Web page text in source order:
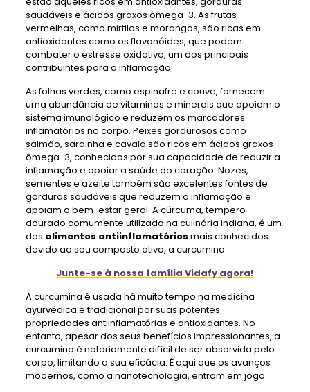
saudáveis ​​e ácidos graxos ômega-3. As frutas
vermelhas, como mirtilos e morangos, são ricas em
antioxidantes como os flavonóides, que podem
combater o estresse oxidativo, um dos principais
contribuintes para a inflamação.
As folhas verdes, como espinafre e couve, fornecem
uma abundância de vitaminas e minerais que apoiam o
sistema imunológico e reduzem os marcadores
inflamatórios no corpo. Peixes gordurosos como
salmão, sardinha e cavala são ricos em ácidos graxos
ômega-3, conhecidos por sua capacidade de reduzir a
inflamação e apoiar a saúde do coração. Nozes,
sementes e azeite também são excelentes fontes de
gorduras saudáveis ​​que reduzem a inflamação e
apoiam o bem-estar geral. A cúrcuma, tempero
dourado comumente utilizado na culinária indiana, é um
dos alimentos antiinflamatórios mais conhecidos
devido ao seu composto ativo, a curcumina.
Junte-se à nossa família Vidafy agora!
A curcumina é usada há muito tempo na medicina
ayurvédica e tradicional por suas potentes
propriedades antiinflamatórias e antioxidantes. No
entanto, apesar dos seus benefícios impressionantes, a
curcumina é notoriamente difícil de ser absorvida pelo
corpo, limitando a sua eficácia. É aqui que os avanços
modernos, como a nanotecnologia, entram em jogo.